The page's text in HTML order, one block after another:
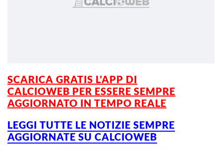
SCARICA GRATIS L’APP DI
CALCIOWEB PER ESSERE SEMPRE
AGGIORNATO IN TEMPO REALE
LEGGI TUTTE LE NOTIZIE SEMPRE
AGGIORNATE SU CALCIOWEB